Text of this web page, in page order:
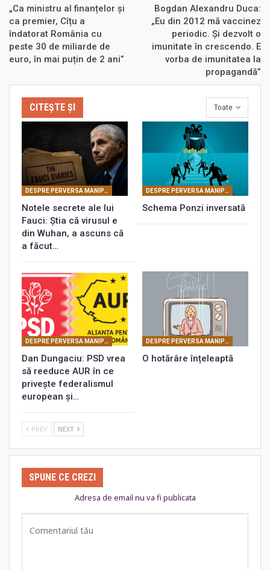
„Ca ministru al finanțelor și
ca premier, Cîțu a
îndatorat România cu
peste 30 de miliarde de
euro, în mai puțin de 2 ani”
Bogdan Alexandru Duca:
„Eu din 2012 mă vaccinez
periodic. Și dezvolt o
imunitate în crescendo. E
vorba de imunitatea la
propagandă”
Toate
CITEȘTE ȘI
DESPRE PERVERSA MANIPULARE MASONICĂ
Notele secrete ale lui
Fauci: Știa că virusul e
din Wuhan, a ascuns că
a făcut…
DESPRE PERVERSA MANIPULARE MASONICĂ
Schema Ponzi inversată
DESPRE PERVERSA MANIPULARE MASONICĂ
Dan Dungaciu: PSD vrea
să reeduce AUR în ce
privește federalismul
european și…
DESPRE PERVERSA MANIPULARE MASONICĂ
O hotărâre înțeleaptă
PREV NEXT
SPUNE CE CREZI
Adresa de email nu va fi publicata